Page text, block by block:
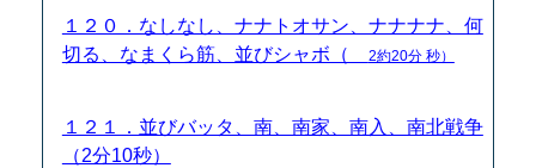
１２０．なしなし、ナナトオサン、ナナナナ、何
切る、なまくら筋、並びシャボ（
2約20分 秒）
１２１．並びバッタ、南、南家、南入、南北戦争
（2分10秒）